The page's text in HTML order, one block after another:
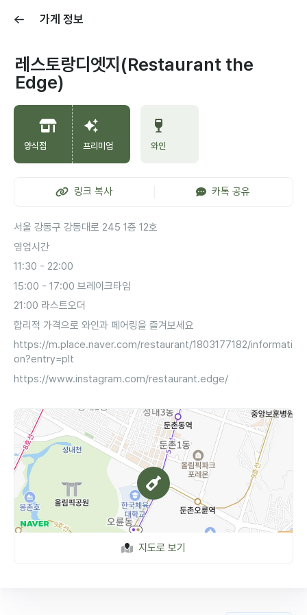
가게 정보
레스토랑디엣지(Restaurant the
Edge)
양식점 프리미엄 와인
링크 복사 카톡 공유
서울 강동구 강동대로 245 1층 12호
영업시간
11:30 - 22:00
15:00 - 17:00 브레이크타임
21:00 라스트오더
합리적 가격으로 와인과 페어링을 즐겨보세요
https://m.place.naver.com/restaurant/1803177182/informati
on?entry=plt
https://www.instagram.com/restaurant.edge/
지도로 보기